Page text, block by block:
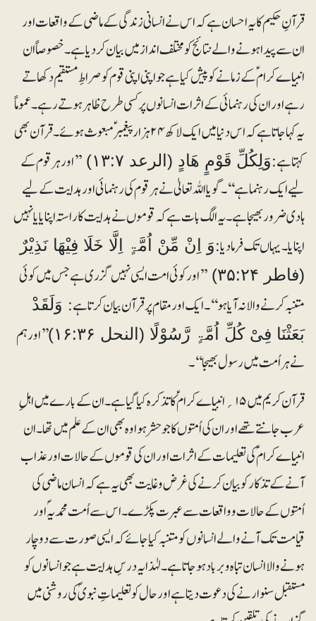
قرآنِ حکیم کا یہ احسان ہے کہ اس نے انسانی زندگی کے ماضی کے واقعات اور
ان سے پیدا ہونے والے نتائج کو مختلف انداز میں بیان کر دیا ہے۔ خصوصاً ان
انبیاے کرام ؑ کے زمانے کو پیش کیا ہے جو اپنی اپنی قوم کو صراطِ مستقیم دکھاتے
رہے اور ان کی رہنمائی کے اثرات انسانوں پر کسی طرح ظاہر ہوتے رہے۔ عموماً
یہ کہا جاتا ہے کہ اس دنیا میں ایک لاکھ ۲۴ ہزار پیغمبر ؑ مبعوث ہوئے۔ قرآن بھی
کہتا ہے:وَلِکُلِّ قَوْمٍ ھَادٍ (الرعد ۱۳:۷)
’’اور ہر قوم کے
لیے ایک رہنما ہے‘‘۔ گویا اللہ تعالیٰ نے ہر قوم کی رہنمائی اور ہدایت کے لیے
ہادی ضرور بھیجا ہے۔ یہ الگ بات ہے کہ قوموں نے ہدایت کا راستہ اپنایا یا نہیں
اپنایا۔ یہاں تک فرما دیا:وَ اِنْ مِّنْ اُمَّۃٍ اِلَّا خَلَا فِیْھَا نَذِیْرٌ
(فاطر ۳۵:۲۴)
’’اور کوئی امت ایسی نہیں گزری ہے جس میں کوئی
متنبہ کرنے والا نہ آیا ہو‘‘۔ ایک اور مقام پر قرآن بیان کرتا ہے:وَلَقَدْ
بَعَثْنَا فِیْ کُلِّ اُمَّۃٍ رَّسُوْلًا (النحل ۱۶:۳۶)
’’اور ہم
نے ہر اُمت میں رسول بھیجا‘‘۔
قرآن کریم میں ۱۵ ؍انبیاے کرام ؑ کا تذکرہ کیا گیا ہے۔ ان کے بارے میں اہلِ
عرب جانتے تھے اور ان کی اُمتوں کا جو حشر ہوا وہ بھی ان کے علم میں تھا۔ ان
انبیاے کرام ؑکی تعلیمات کے اثرات اور ان کی قوموں کے حالات اور عذاب
آنے کے تذکار کو بیان کرنے کی غرض و غایت بھی یہ ہے کہ انسان ماضی کی
اُمتوں کے حالات و واقعات سے عبرت پکڑے۔ اس سے اُمت محمدیہؐ اور
قیامت تک آنے والے انسانوں کو متنبہ کیا جائے کہ ایسی صورت سے دوچار
ہونے والا انسان تباہ و برباد ہوجاتا ہے۔ لہٰذا یہ درسِ ہدایت ہے جو انسانوں کو
مستقبل سنوارنے کی دعوت دیتا ہے اور حال کو تعلیماتِ نبویؐ کی روشنی میں